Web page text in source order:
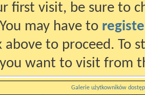
first visit, be sure to
may have to
to proceed. To
want to visit from
Galerie użytkowników